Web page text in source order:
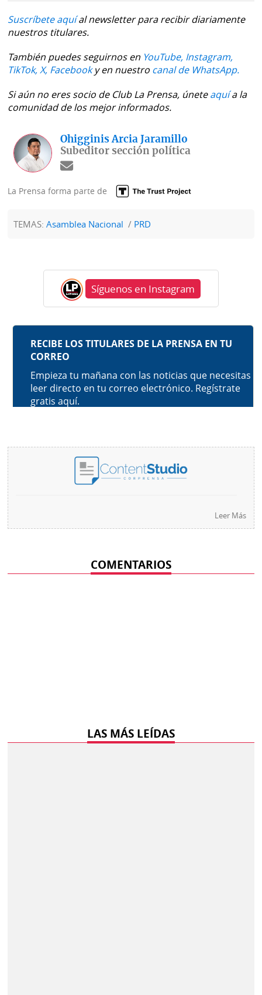
Suscríbete aquíal newsletter para recibir diariamente
nuestros titulares.
También puedes seguirnos en YouTube, Instagram,
TikTok, X, Facebooky en nuestro canal de WhatsApp.
Si aún no eres socio de Club La Prensa, úneteaquía la
comunidad de los mejor informados.
Ohigginis Arcia Jaramillo
Subeditor sección política
La Prensa forma parte de
TEMAS:Asamblea Nacional PRD
Síguenos en Instagram
Leer Más
COMENTARIOS
LAS MÁS LEÍDAS